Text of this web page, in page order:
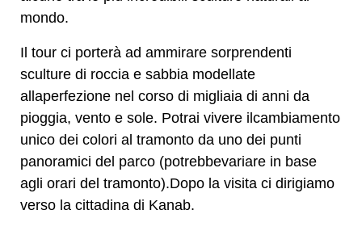
mondo.
Il tour ci porterà ad ammirare sorprendenti
sculture di roccia e sabbia modellate
allaperfezione nel corso di migliaia di anni da
pioggia, vento e sole. Potrai vivere ilcambiamento
unico dei colori al tramonto da uno dei punti
panoramici del parco (potrebbevariare in base
agli orari del tramonto).Dopo la visita ci dirigiamo
verso la cittadina di Kanab.